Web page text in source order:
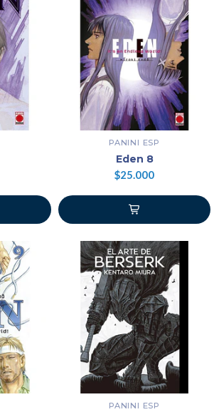
PANINI ESP
Eden 8
$25.000
PANINI ESP